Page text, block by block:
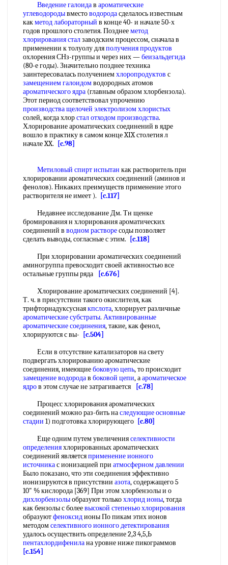
Введение галоидав ароматические
углеводородывместоводородасделалось известным
какметод лабораторный в конце 40- и начале 50-х
годов прошлого столетия. Позднееметод
хлорированиясталзаводским процессом, сначала в
применении к толуолу дляполучения продуктов
охлорения СНз-группы и через них —беизальдегида
(80-е годы). Значительно позднее техника
заинтересовалась получениемхлоропродуктов с
замещением галоидомводородных атомов
ароматического ядра (главным образом хлорбензола).
Этот период соответствовал упрочению
производства щелочей электролизом хлористых
солей, когда хлорсталотходом производства.
Хлорирование ароматических соединений в ядре
вошло в практику в самом конце XIX столетия л
начале XX.
[c.98]
Метиловый спиртиспытан как растворитель при
хлорировании ароматических соединений (аминов и
фенолов). Никаких преимуществ применение этого
растворителя не имеет ).
[c.117]
Недавнее исследование Дм. Тн щенке
бромирования н хлорирования ароматических
соединений в водном растворесоды позволяет
сделать выводы, согласные с этим.
[c.118]
При хлорировании ароматических соединений
аминогруппа превосходит своей активностью все
остальные группы ряда
[c.676]
Хлорирование ароматических соединений [4].
Т. ч. в присутствии такого окислителя, как
трифторнадуксуснаякпслота, хлорирует различные
ароматические субстраты. Активированные
ароматические соединения, такие, как фенол,
хлорируются с вы-
[c.504]
Если в отсутствие катализаторов на свету
подвергать хлорированию ароматические
соединения, имеющиебоковую цепь, то происходит
замещение водородав боковой цепи, аароматическое
ядров этом случае не затрагивается
[c.78]
Процесс хлорирования ароматических
соединений можно раз-бить наследующиеосновные
стадии 1) подготовка хлорирующего [c.80]
Еще одним путем увеличенияселективности
определенияхлорированных ароматических
соединений являетсяприменение ионного
источникас ионизацией при атмосферном давлении
Было показано, что эти соединения эффективно
ионизируются в присутствии азота, содержащего 5
10" % кислорода [369] При этом хлорбензолы и о
дихлорбензолыобразуют толькохлорид ионы, тогда
как бензолы с болеевысокой степенью хлорирования
образуютфеноксидионы По пикам этих ионов
методомселективного ионного детектирования
удалось осуществить определение 2,3 4,5,Ь
пентахлордифенилана уровне ниже пикограммов
[c.154]